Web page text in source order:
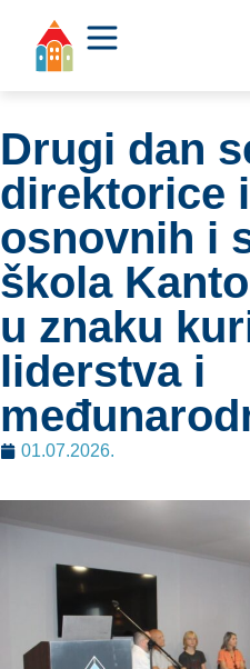
Drugi dan
direktorice
osnovnih i
škola
u znaku
liderstva i
01.07.2026.